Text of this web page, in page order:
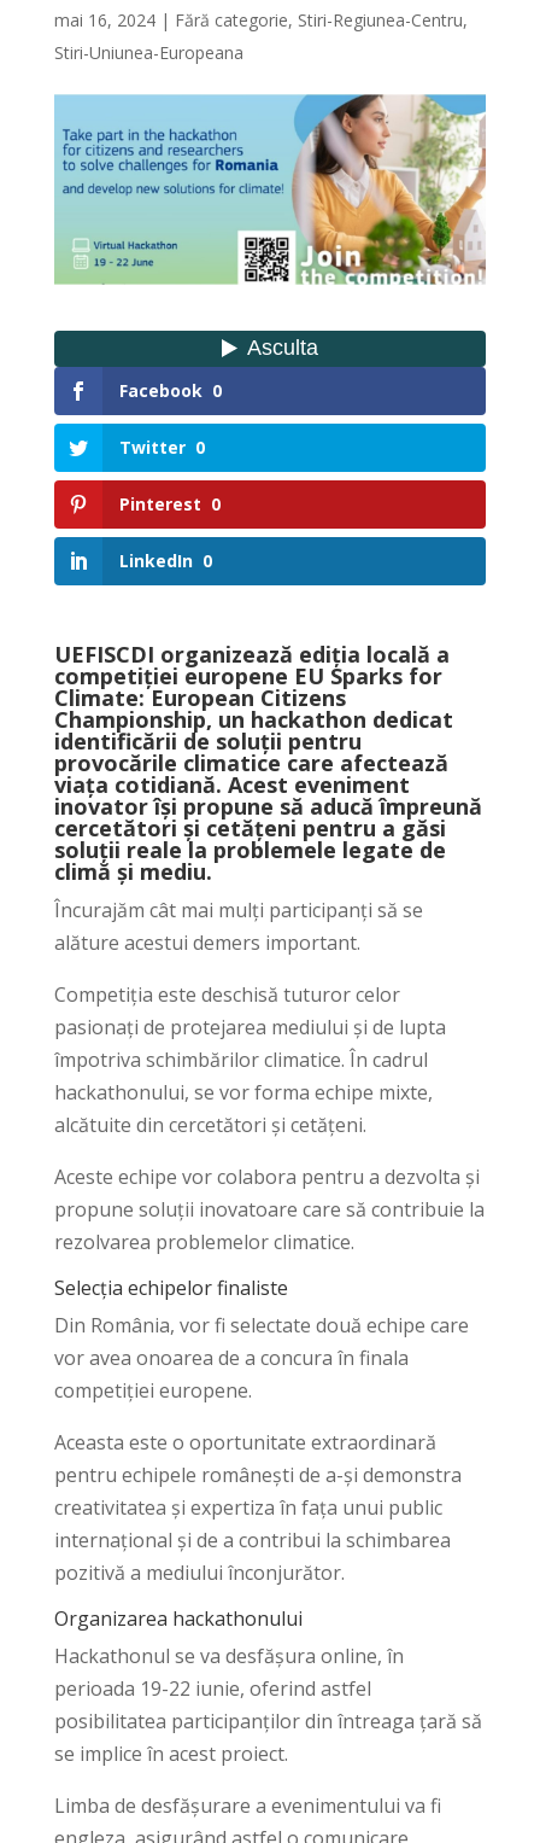
mai 16, 2024| Fără categorie, Stiri-Regiunea-Centru,
Stiri-Uniunea-Europeana
Facebook 0
Twitter 0
Pinterest 0
LinkedIn 0
UEFISCDI organizează ediția locală a
competiției europene EU Sparks for
Climate: European Citizens
Championship, un hackathon dedicat
identificării de soluții pentru
provocările climatice care afectează
viața cotidiană. Acest eveniment
inovator își propune să aducă împreună
cercetători și cetățeni pentru a găsi
soluții reale la problemele legate de
climă și mediu.
Încurajăm cât mai mulți participanți să se
alăture acestui demers important.
Competiția este deschisă tuturor celor
pasionați de protejarea mediului și de lupta
împotriva schimbărilor climatice. În cadrul
hackathonului, se vor forma echipe mixte,
alcătuite din cercetători și cetățeni.
Aceste echipe vor colabora pentru a dezvolta și
propune soluții inovatoare care să contribuie la
rezolvarea problemelor climatice.
Selecția echipelor finaliste
Din România, vor fi selectate două echipe care
vor avea onoarea de a concura în finala
competiției europene.
Aceasta este o oportunitate extraordinară
pentru echipele românești de a-și demonstra
creativitatea și expertiza în fața unui public
internațional și de a contribui la schimbarea
pozitivă a mediului înconjurător.
Organizarea hackathonului
Hackathonul se va desfășura online, în
perioada 19-22 iunie, oferind astfel
posibilitatea participanților din întreaga țară să
se implice în acest proiect.
Limba de desfășurare a evenimentului va fi